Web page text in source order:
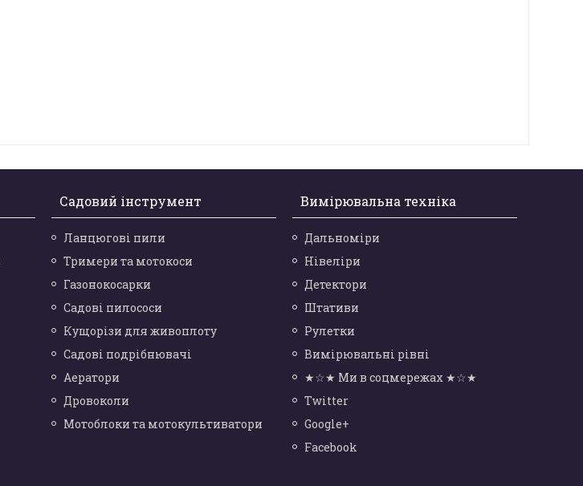
Садовий інструмент
Ланцюгові пили
Тримери та мотокоси
Газонокосарки
Садові пилососи
Кущорізи для живоплоту
Садові подрібнювачі
Аератори
Дровоколи
Мотоблоки та мотокультиватори
Вимірювальна техніка
Дальноміри
Нівеліри
Детектори
Штативи
Рулетки
Вимірювальні рівні
★☆★ Ми в соцмережах ★☆★
Twitter
Google+
Facebook